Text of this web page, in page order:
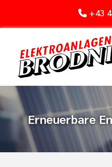
 +43
Erneuerbare